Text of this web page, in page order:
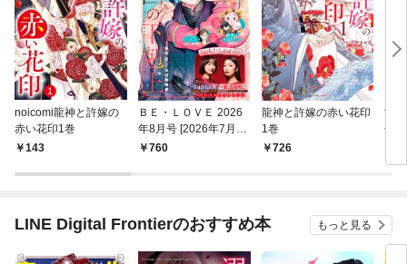
noicomi龍神と許嫁の
赤い花印1巻
143
ＢＥ・ＬＯＶＥ 2026
年8月号 [2026年7月1
日発売]
760
龍神と許嫁の赤い花印
1巻
726
世
冊
LINE Digital Frontierのおすすめ本 もっと見る